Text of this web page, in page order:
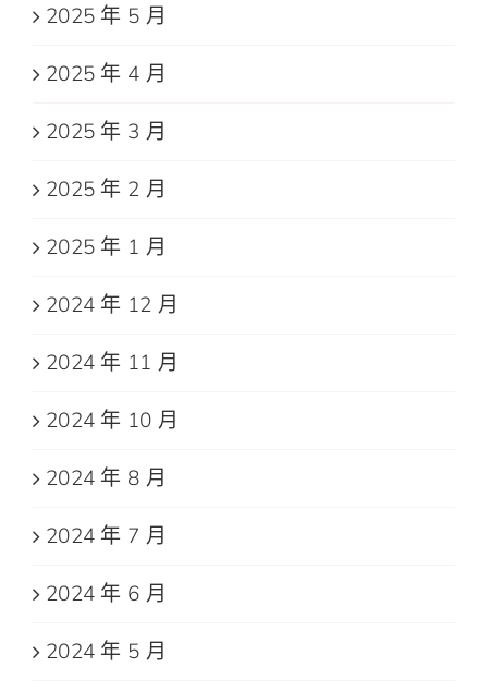
2025 年 5 月
2025 年 4 月
2025 年 3 月
2025 年 2 月
2025 年 1 月
2024 年 12 月
2024 年 11 月
2024 年 10 月
2024 年 8 月
2024 年 7 月
2024 年 6 月
2024 年 5 月